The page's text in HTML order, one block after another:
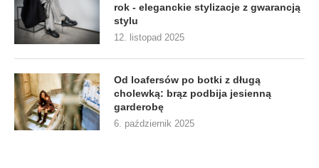
rok - eleganckie stylizacje z gwarancją
stylu
12. listopad 2025
Od loafersów po botki z długą
cholewką: brąz podbija jesienną
garderobę
6. październik 2025